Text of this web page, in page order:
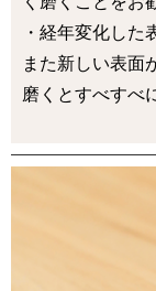
・経年変化した
また新しい表面
磨くとすべすべ